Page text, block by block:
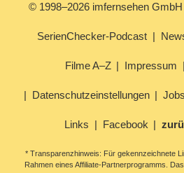
© 1998–2026 imfernsehen
SerienChecker-Podcast
Filme A–Z Impressum
Datenschutzeinstellungen Jobs
Links Facebook
* Transparenzhinweis: Für gekennzeichnete
Rahmen eines Affiliate-Partnerprogramms.